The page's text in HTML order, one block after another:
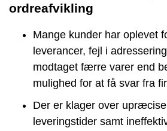
ordreafvikling
Mange kunder har oplevet
leverancer, fejl i
modtaget færre varer end
mulighed for at få svar fra
Der er klager over
leveringstider samt